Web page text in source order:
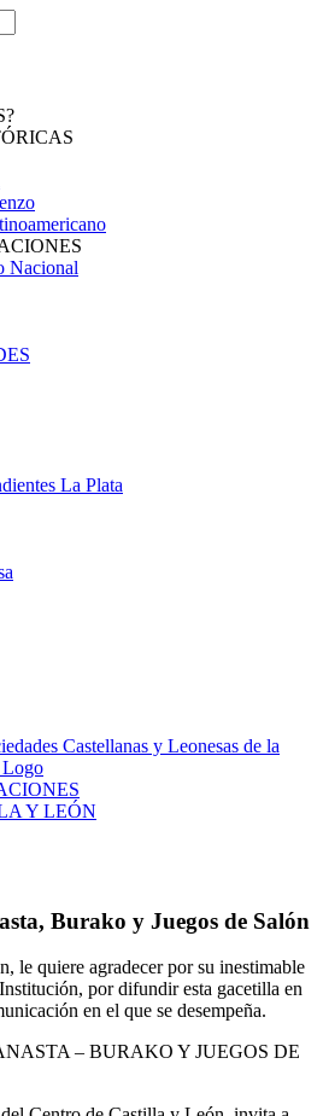
Nacional
La Plata
Y LEÓN
Burako y Juegos de Salón
le quiere agradecer por su inestimable
por difundir esta gacetilla en
en el que se desempeña.
– BURAKO Y JUEGOS DE